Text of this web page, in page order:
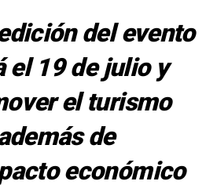
del evento
el 19 de julio y
el turismo
de
económico